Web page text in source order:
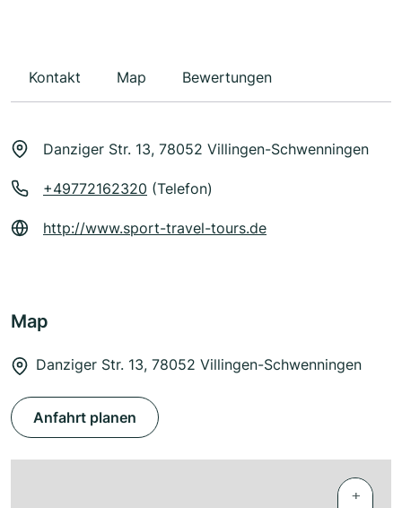
Kontakt Map Bewertungen
Danziger Str. 13, 78052 Villingen-Schwenningen
+49772162320 (Telefon)
http://www.sport-travel-tours.de
Map
Danziger Str. 13, 78052 Villingen-Schwenningen
Anfahrt planen
+